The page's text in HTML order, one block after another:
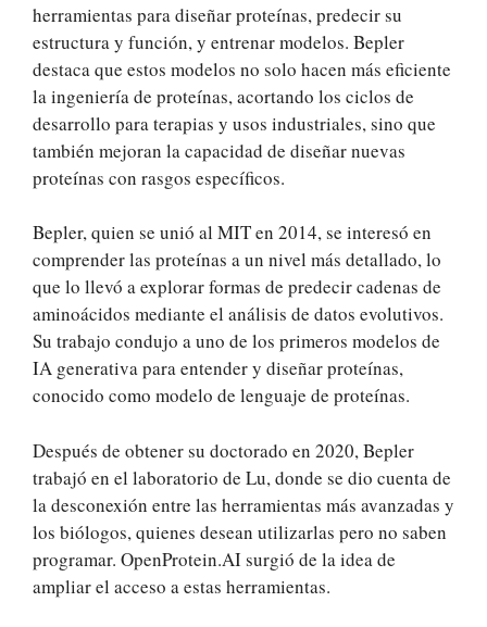
herramientas para diseñar proteínas, predecir su
estructura y función, y entrenar modelos. Bepler
destaca que estos modelos no solo hacen más eficiente
la ingeniería de proteínas, acortando los ciclos de
desarrollo para terapias y usos industriales, sino que
también mejoran la capacidad de diseñar nuevas
proteínas con rasgos específicos.
Bepler, quien se unió al MIT en 2014, se interesó en
comprender las proteínas a un nivel más detallado, lo
que lo llevó a explorar formas de predecir cadenas de
aminoácidos mediante el análisis de datos evolutivos.
Su trabajo condujo a uno de los primeros modelos de
IA generativa para entender y diseñar proteínas,
conocido como modelo de lenguaje de proteínas.
Después de obtener su doctorado en 2020, Bepler
trabajó en el laboratorio de Lu, donde se dio cuenta de
la desconexión entre las herramientas más avanzadas y
los biólogos, quienes desean utilizarlas pero no saben
programar. OpenProtein.AI surgió de la idea de
ampliar el acceso a estas herramientas.